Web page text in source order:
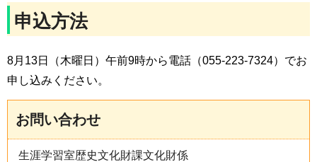
申込方法
8月13日（木曜日）午前9時から電話（055-223-7324）でお
申し込みください。
お問い合わせ
生涯学習室歴史文化財課文化財係